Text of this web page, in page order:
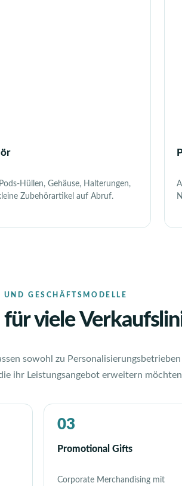
Hüllen, Gehäuse, Halterungen,
Zubehörartikel auf Abruf.
UND GESCHÄFTSMODELLE
für viele
sowohl zu Personalisierungsbetrieben
ihr Leistungsangebot erweitern
03
Promotional Gifts
Corporate Merchandising mit